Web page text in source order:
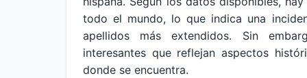
todo el mundo, lo que indica una
apellidos más extendidos. Sin
interesantes que reflejan aspectos
donde se encuentra.